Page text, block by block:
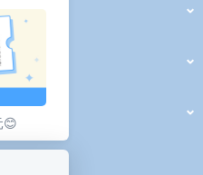
線上DM
2026 PADDINGTON 春夏服飾
2026 Peter Rabbit 春夏服飾
2026 CHIC BASICS春夏服飾
2026 Chic“a”Bon 派對禮服系列
2026 Chic“a”Bon 春夏服飾
媽咪購物指南
會員中心
會員權益說明
我的帳戶
訂單查詢
紅利點數
修改會員資料
活動報名
😊